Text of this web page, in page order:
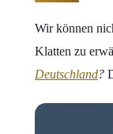
Wir können
Klatten zu
Deutschland?